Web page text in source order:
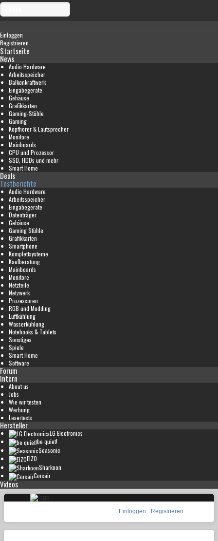
Einloggen
Registrieren
Startseite
News
Audio Hardware
Arbeitsspeicher
Balkonkraftwerk
Eingabegeräte
Gehäuse
Grafikkarten
Gaming-Stühle
Gaming
Kopfhörer & Lautsprecher
Monitore
Mainboards
CPU und Prozessor
SSD, HDDs und mehr
Smart Home
Deals
Testberichte
Audio Hardware
Arbeitsspeicher
Eingabegeräte
Datenträger
Gehäuse
Gaming Stühle
Grafikkarten
Smartphone
Komplettsysteme
Kaufberatung
Mainboards
Monitore
Netzteile
Netzwerk
Prozessoren
RGB und Modding
Luftkühlung
Wasserkühlung
Notebooks & Tablets
Sonstiges
Spiele
Smart Home
Software
Forum
Intern
About us
Jobs
Wie wir testen
Werbung
Lesertests
Hersteller
LG Electronics
be quiet!
Seasonic
EIZO
Sharkoon
Corsair
Videos
Einloggen Registrieren